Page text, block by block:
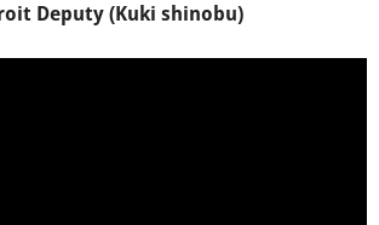
Deputy (Kuki shinobu)